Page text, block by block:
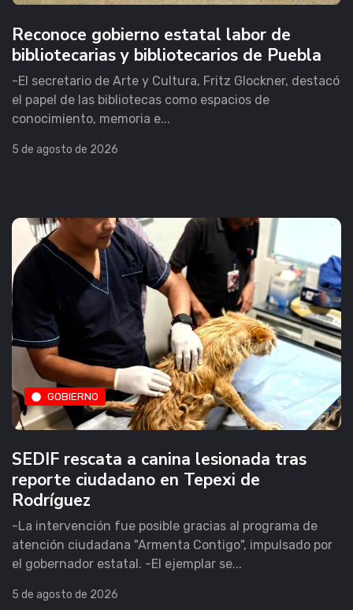
Reconoce gobierno estatal labor de
bibliotecarias y bibliotecarios de Puebla
-El secretario de Arte y Cultura, Fritz Glockner, destacó
el papel de las bibliotecas como espacios de
conocimiento, memoria e...
5 de agosto de 2026
GOBIERNO
SEDIF rescata a canina lesionada tras
reporte ciudadano en Tepexi de
Rodríguez
-La intervención fue posible gracias al programa de
atención ciudadana "Armenta Contigo", impulsado por
el gobernador estatal. -El ejemplar se...
5 de agosto de 2026